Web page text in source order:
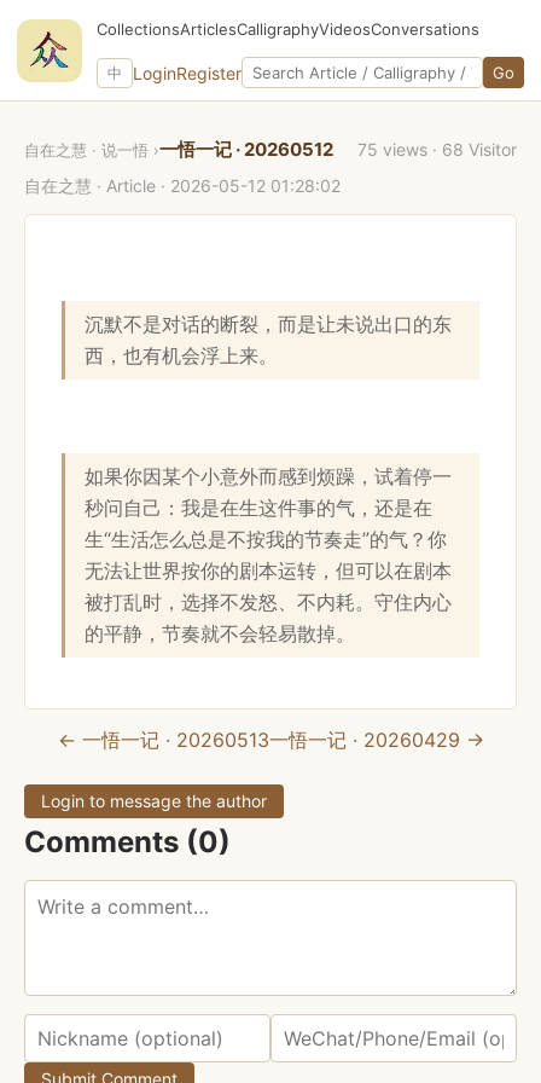
CollectionsArticlesCalligraphyVideosConversations
中 LoginRegisterSite search Go
自在之慧 · 说一悟 ›一悟一记 · 20260512
75 views · 68 Visitor
自在之慧 · Article · 2026-05-12 01:28:02
沉默不是对话的断裂，而是让未说出口的东
西，也有机会浮上来。
如果你因某个小意外而感到烦躁，试着停一
秒问自己：我是在生这件事的气，还是在
生“生活怎么总是不按我的节奏走”的气？你
无法让世界按你的剧本运转，但可以在剧本
被打乱时，选择不发怒、不内耗。守住内心
的平静，节奏就不会轻易散掉。
← 一悟一记 · 20260513一悟一记 · 20260429 →
Login to message the author
Comments (0)
Submit Comment